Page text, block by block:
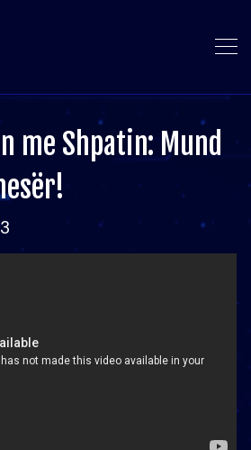
me Shpatin: Mund